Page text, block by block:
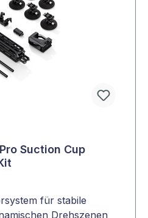
Suction Cup
für stabile
Drehszenen